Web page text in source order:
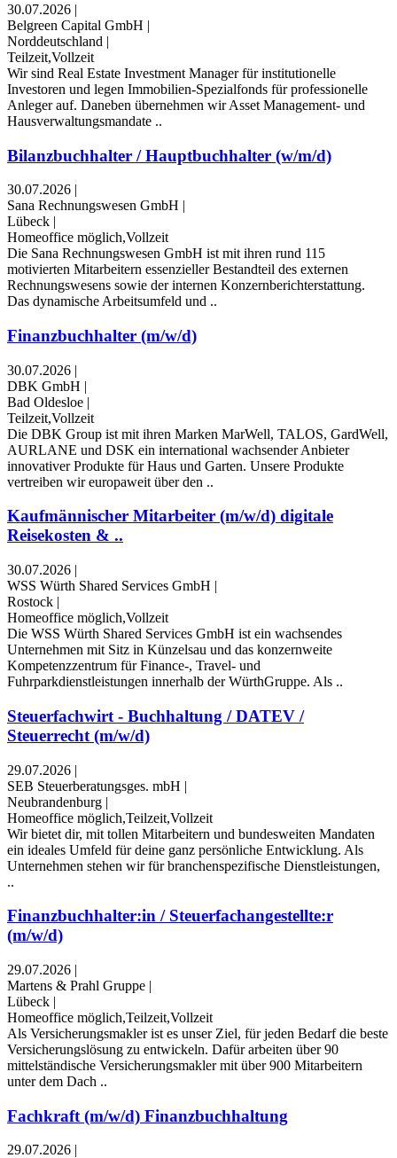
30.07.2026 |
Belgreen Capital GmbH |
Norddeutschland |
Teilzeit,Vollzeit
Wir sind Real Estate Investment Manager für institutionelle
Investoren und legen Immobilien-Spezialfonds für professionelle
Anleger auf. Daneben übernehmen wir Asset Management- und
Hausverwaltungsmandate ..
Bilanzbuchhalter / Hauptbuchhalter (w/m/d)
30.07.2026 |
Sana Rechnungswesen GmbH |
Lübeck |
Homeoffice möglich,Vollzeit
Die Sana Rechnungswesen GmbH ist mit ihren rund 115
motivierten Mitarbeitern essenzieller Bestandteil des externen
Rechnungswesens sowie der internen Konzernberichterstattung.
Das dynamische Arbeitsumfeld und ..
Finanzbuchhalter (m/w/d)
30.07.2026 |
DBK GmbH |
Bad Oldesloe |
Teilzeit,Vollzeit
Die DBK Group ist mit ihren Marken MarWell, TALOS, GardWell,
AURLANE und DSK ein international wachsender Anbieter
innovativer Produkte für Haus und Garten. Unsere Produkte
vertreiben wir europaweit über den ..
Kaufmännischer Mitarbeiter (m/w/d) digitale
Reisekosten & ..
30.07.2026 |
WSS Würth Shared Services GmbH |
Rostock |
Homeoffice möglich,Vollzeit
Die WSS Würth Shared Services GmbH ist ein wachsendes
Unternehmen mit Sitz in Künzelsau und das konzernweite
Kompetenzzentrum für Finance-, Travel- und
Fuhrparkdienstleistungen innerhalb der WürthGruppe. Als ..
Steuerfachwirt - Buchhaltung / DATEV /
Steuerrecht (m/w/d)
29.07.2026 |
SEB Steuerberatungsges. mbH |
Neubrandenburg |
Homeoffice möglich,Teilzeit,Vollzeit
Wir bietet dir, mit tollen Mitarbeitern und bundesweiten Mandaten
ein ideales Umfeld für deine ganz persönliche Entwicklung. Als
Unternehmen stehen wir für branchenspezifische Dienstleistungen,
..
Finanzbuchhalter:in / Steuerfachangestellte:r
(m/w/d)
29.07.2026 |
Martens & Prahl Gruppe |
Lübeck |
Homeoffice möglich,Teilzeit,Vollzeit
Als Versicherungsmakler ist es unser Ziel, für jeden Bedarf die beste
Versicherungslösung zu entwickeln. Dafür arbeiten über 90
mittelständische Versicherungsmakler mit über 900 Mitarbeitern
unter dem Dach ..
Fachkraft (m/w/d) Finanzbuchhaltung
29.07.2026